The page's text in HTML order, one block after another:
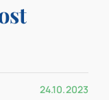
24.10.2023